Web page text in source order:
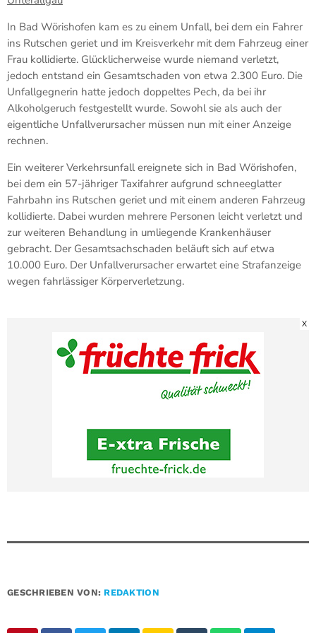
In Bad Wörishofen kam es zu einem Unfall, bei dem ein Fahrer
ins Rutschen geriet und im Kreisverkehr mit dem Fahrzeug einer
Frau kollidierte. Glücklicherweise wurde niemand verletzt,
jedoch entstand ein Gesamtschaden von etwa 2.300 Euro. Die
Unfallgegnerin hatte jedoch doppeltes Pech, da bei ihr
Alkoholgeruch festgestellt wurde. Sowohl sie als auch der
eigentliche Unfallverursacher müssen nun mit einer Anzeige
rechnen.
Ein weiterer Verkehrsunfall ereignete sich in Bad Wörishofen,
bei dem ein 57-jähriger Taxifahrer aufgrund schneeglatter
Fahrbahn ins Rutschen geriet und mit einem anderen Fahrzeug
kollidierte. Dabei wurden mehrere Personen leicht verletzt und
zur weiteren Behandlung in umliegende Krankenhäuser
gebracht. Der Gesamtsachschaden beläuft sich auf etwa
10.000 Euro. Der Unfallverursacher erwartet eine Strafanzeige
wegen fahrlässiger Körperverletzung.
X
GESCHRIEBEN VON: REDAKTION